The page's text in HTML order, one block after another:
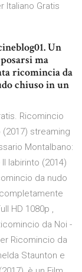
Italiano Gratis
Un
ma
ricomincia da
chiuso in un
Ricomincio
(2017) streaming
Montalbano:
labirinto (2014)
da nudo
HD 1080p ,
da Noi -
Ricomincio da
Staunton e